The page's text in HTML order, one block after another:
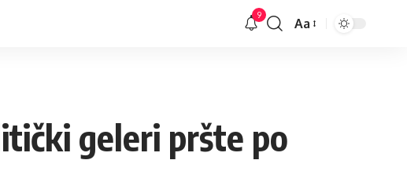
9
Veličina
Aa
geleri pršte po